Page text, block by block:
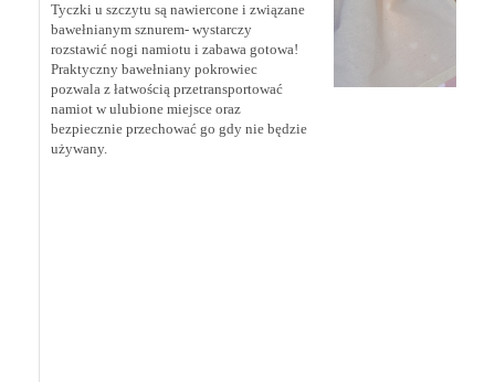
Tyczki u szczytu są nawiercone i związane
bawełnianym sznurem- wystarczy
rozstawić nogi namiotu i zabawa gotowa!
Praktyczny bawełniany pokrowiec
pozwala z łatwością przetransportować
namiot w ulubione miejsce oraz
bezpiecznie przechować go gdy nie będzie
używany.